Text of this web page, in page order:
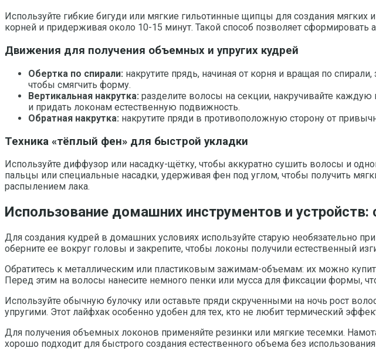
Используйте гибкие бигуди или мягкие гильотинные щипцы для создания
корней и придерживая около 10-15 минут. Такой способ позволяет
Движения для получения объемных и упругих кудрей
Обертка по спирали: накрутите прядь, начиная от корня и вращая по
чтобы смягчить форму.
Вертикальная накрутка: разделите волосы на секции, накручивайте
и придать локонам естественную подвижность.
Обратная накрутка: накрутите пряди в противоположную сторону от
Техника «тёплый фен» для быстрой укладки
Используйте диффузор или насадку-щётку, чтобы аккуратно сушить волосы и
пальцы или специальные насадки, удерживая фен под углом, чтобы получить
распылением лака.
Использование домашних инструментов и
Для создания кудрей в домашних условиях используйте старую необязательно
оберните ее вокруг головы и закрепите, чтобы локоны получили естественный
Обратитесь к металлическим или пластиковым зажимам-объемам: их можно
Перед этим на волосы нанесите немного пенки или мусса для фиксации формы,
Используйте обычную булочку или оставьте пряди скрученными на ночь рост
упругими. Этот лайфхак особенно удобен для тех, кто не любит термический
Для получения объемных локонов применяйте резинки или мягкие тесемки.
хорошо подходит для быстрого создания естественного объема без